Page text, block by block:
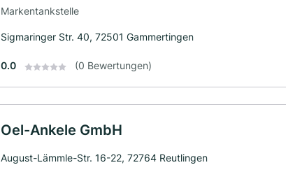
Markentankstelle
Sigmaringer Str. 40, 72501 Gammertingen
0.0 (0 Bewertungen)
Oel-Ankele GmbH
August-Lämmle-Str. 16-22, 72764 Reutlingen